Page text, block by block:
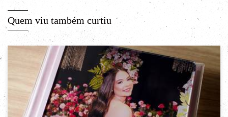
Quem viu também curtiu